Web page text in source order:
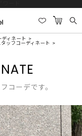
ィネート
ッフコーディネート
コーデです。